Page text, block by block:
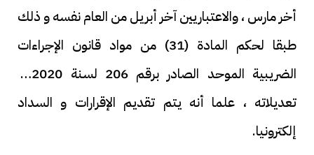
أخر مارس ، والاعتباريين آخر أبريل من العام نفسه و ذلك
طبقا لحكم المادة (31) من مواد قانون الإجراءات
الضريبية الموحد الصادر برقم 206 لسنة 2020 و
تعديلاته ، علما أنه يتم تقديم الإقرارات و السداد
إلكترونيا.